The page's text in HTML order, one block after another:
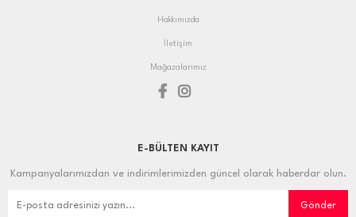
Hakkımızda
İletişim
Mağazalarımız
E-BÜLTEN KAYIT
Kampanyalarımızdan ve indirimlerimizden güncel olarak haberdar olun.
Gönder